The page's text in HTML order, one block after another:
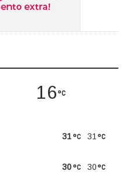
16
31
31
30
30